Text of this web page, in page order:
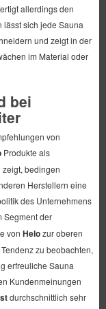
allerdings den
lässt sich jede Sauna
und zeigt in der
im Material oder
bei
von
Produkte als
zeigt, bedingen
Herstellern eine
des Unternehmens
Segment der
von Helozur oberen
zu beobachten,
erfreuliche Sauna
Kundenmeinungen
durchschnittlich sehr